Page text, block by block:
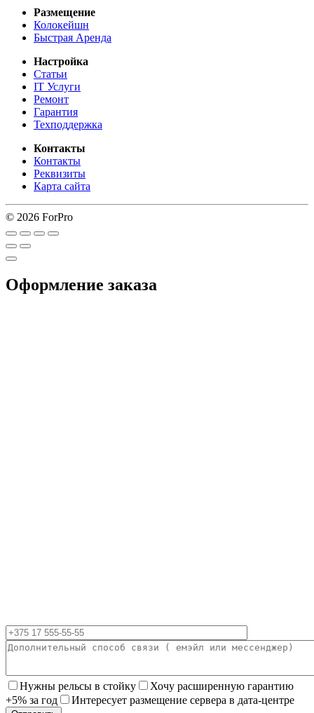
Размещение
Колокейшн
Быстрая Аренда
Настройка
Статьи
IT Услуги
Ремонт
Гарантия
Техподдержка
Контакты
Контакты
Реквизиты
Карта сайта
© 2026 ForPro
Оформление заказа
Нужны рельсы в стойку
Хочу расширенную гарантию
+5% за год
Интересует размещение сервера в дата-центре